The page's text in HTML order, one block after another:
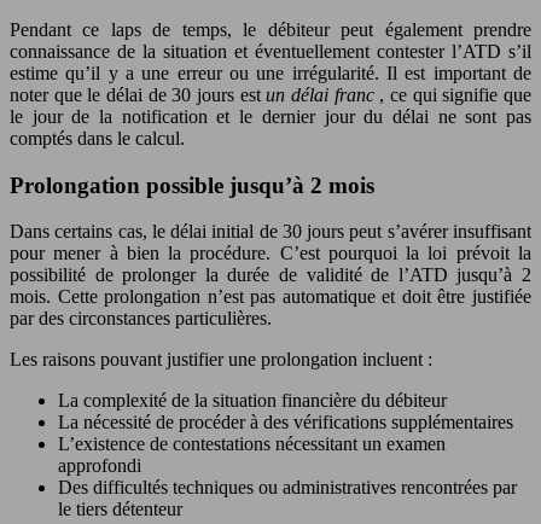
Pendant ce laps de temps, le débiteur peut également prendre
connaissance de la situation et éventuellement contester l’ATD s’il
estime qu’il y a une erreur ou une irrégularité. Il est important de
noter que le délai de 30 jours estun délai franc , ce qui signifie que
le jour de la notification et le dernier jour du délai ne sont pas
comptés dans le calcul.
Prolongation possible jusqu’à 2 mois
Dans certains cas, le délai initial de 30 jours peut s’avérer insuffisant
pour mener à bien la procédure. C’est pourquoi la loi prévoit la
possibilité de prolonger la durée de validité de l’ATD jusqu’à 2
mois. Cette prolongation n’est pas automatique et doit être justifiée
par des circonstances particulières.
Les raisons pouvant justifier une prolongation incluent :
La complexité de la situation financière du débiteur
La nécessité de procéder à des vérifications supplémentaires
L’existence de contestations nécessitant un examen
approfondi
Des difficultés techniques ou administratives rencontrées par
le tiers détenteur